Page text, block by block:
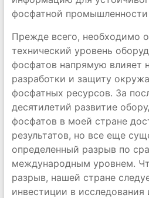
фосфатной
Прежде всего, необходимо
технический уровень
фосфатов напрямую влияет
разработки и защиту
фосфатных ресурсов. За
десятилетий развитие
фосфатов в моей стране
результатов, но все еще
определенный разрыв по
международным уровнем.
разрыв, нашей стране
инвестиции в исследования